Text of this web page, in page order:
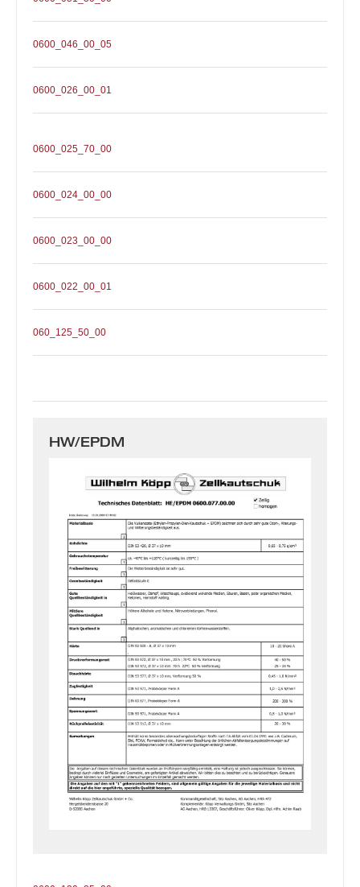
0600_046_00_05
0600_026_00_01
0600_025_70_00
0600_024_00_00
0600_023_00_00
0600_022_00_01
060_125_50_00
HW/EPDM